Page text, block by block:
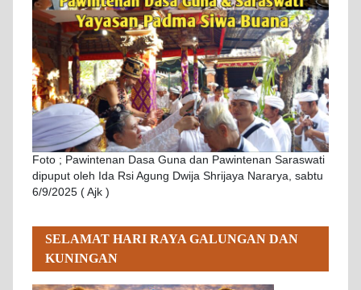
Foto ; Pawintenan Dasa Guna dan Pawintenan Saraswati
dipuput oleh Ida Rsi Agung Dwija Shrijaya Nararya, sabtu
6/9/2025 ( Ajk )
SELAMAT HARI RAYA GALUNGAN DAN
KUNINGAN